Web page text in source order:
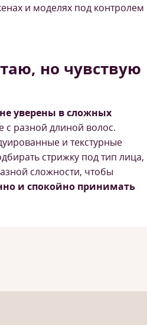
и моделях под контролем
но чувствую
не уверены в сложных
с разной длиной волос.
и текстурные
стрижку под тип лица,
сложности, чтобы
и спокойно принимать